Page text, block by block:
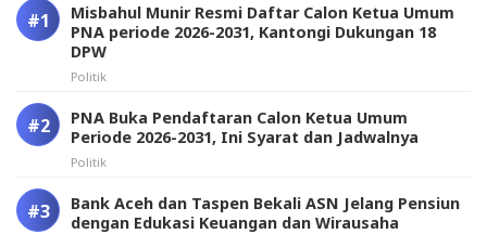
Misbahul Munir Resmi Daftar Calon Ketua Umum
PNA periode 2026-2031, Kantongi Dukungan 18
DPW
Politik
PNA Buka Pendaftaran Calon Ketua Umum
Periode 2026-2031, Ini Syarat dan Jadwalnya
Politik
Bank Aceh dan Taspen Bekali ASN Jelang Pensiun
dengan Edukasi Keuangan dan Wirausaha